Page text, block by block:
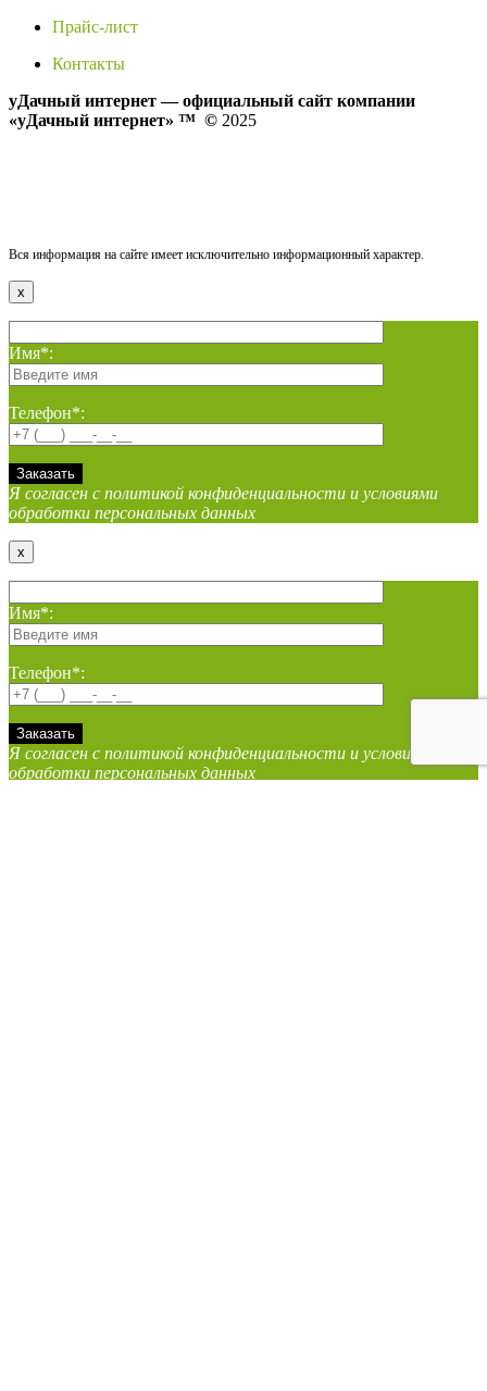
Прайс-лист
Контакты
уДачный интернет — официальный сайт компании
«уДачный интернет» ™ © 2025
Вся информация на сайте имеет исключительно информационный характер.
x
Имя*:
Телефон*:
Я согласен с политикой конфиденциальности и условиями
обработки персональных данных
x
Имя*:
Телефон*:
Я согласен с политикой конфиденциальности и условиями
обработки персональных данных